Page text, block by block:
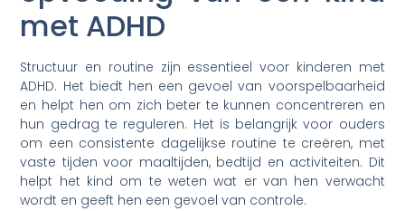
met ADHD
Structuur en routine zijn essentieel voor kinderen met
ADHD. Het biedt hen een gevoel van voorspelbaarheid
en helpt hen om zich beter te kunnen concentreren en
hun gedrag te reguleren. Het is belangrijk voor ouders
om een consistente dagelijkse routine te creëren, met
vaste tijden voor maaltijden, bedtijd en activiteiten. Dit
helpt het kind om te weten wat er van hen verwacht
wordt en geeft hen een gevoel van controle.